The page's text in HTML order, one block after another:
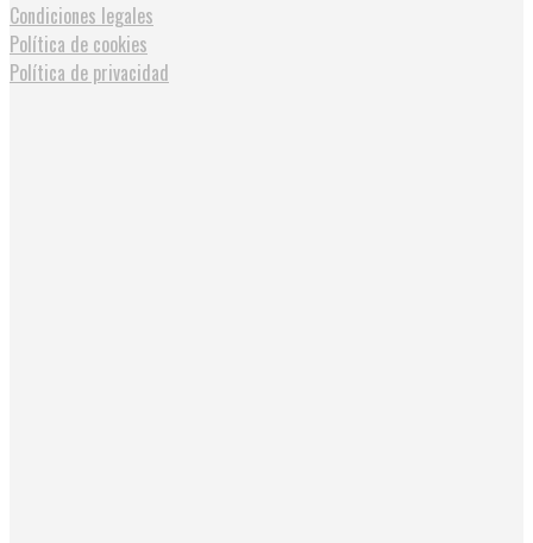
Condiciones legales
Política de cookies
Política de privacidad